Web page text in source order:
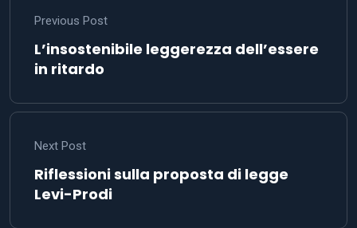
Previous Post
L’insostenibile leggerezza dell’essere
in ritardo
Next Post
Riflessioni sulla proposta di legge
Levi-Prodi